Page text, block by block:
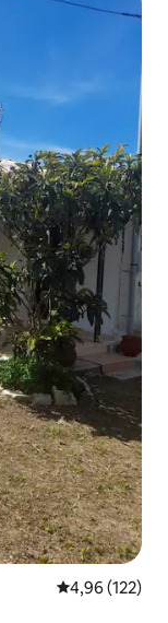
Classificação
4,96 (122)